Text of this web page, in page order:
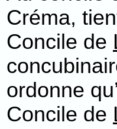
Créma,
Concile de
ordonne
Concile de